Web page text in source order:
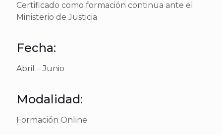
Certificado como formación continua ante el
Ministerio de Justicia
Fecha:
Abril – Junio
Modalidad:
Formación Online